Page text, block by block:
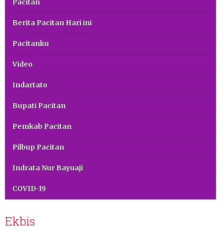
Pacitan
Berita Pacitan Hari ini
Pacitanku
Video
Indartato
Bupati Pacitan
Pemkab Pacitan
Pilbup Pacitan
Indrata Nur Bayuaji
COVID-19
Ekbis